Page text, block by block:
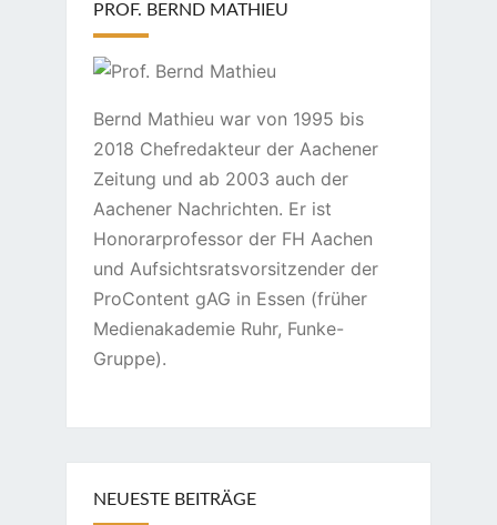
PROF. BERND MATHIEU
Bernd Mathieu war von 1995 bis
2018 Chefredakteur der Aachener
Zeitung und ab 2003 auch der
Aachener Nachrichten. Er ist
Honorarprofessor der FH Aachen
und Aufsichtsratsvorsitzender der
ProContent gAG in Essen (früher
Medienakademie Ruhr, Funke-
Gruppe).
NEUESTE BEITRÄGE